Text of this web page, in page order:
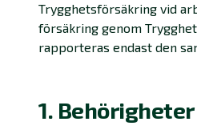
Trygghetsförsäkring vid
försäkring genom
rapporteras endast den
1. Behörigheter